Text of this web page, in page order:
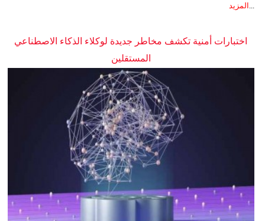
المزيد
اختبارات أمنية تكشف مخاطر جديدة لوكلاء الذكاء الاصطناعي
المستقلين